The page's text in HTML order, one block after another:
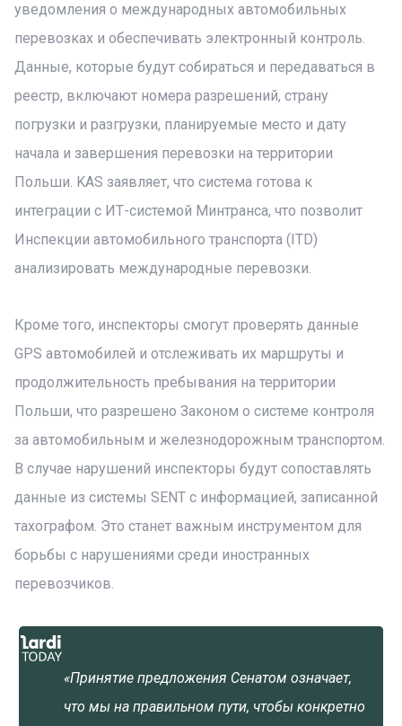
уведомления о международных автомобильных
перевозках и обеспечивать электронный контроль.
Данные, которые будут собираться и передаваться в
реестр, включают номера разрешений, страну
погрузки и разгрузки, планируемые место и дату
начала и завершения перевозки на территории
Польши. KAS заявляет, что система готова к
интеграции с ИТ-системой Минтранса, что позволит
Инспекции автомобильного транспорта (ITD)
анализировать международные перевозки.
Кроме того, инспекторы смогут проверять данные
GPS автомобилей и отслеживать их маршруты и
продолжительность пребывания на территории
Польши, что разрешено Законом о системе контроля
за автомобильным и железнодорожным транспортом.
В случае нарушений инспекторы будут сопоставлять
данные из системы SENT с информацией, записанной
тахографом. Это станет важным инструментом для
борьбы с нарушениями среди иностранных
перевозчиков.
«Принятие предложения Сенатом означает,
что мы на правильном пути, чтобы конкретно